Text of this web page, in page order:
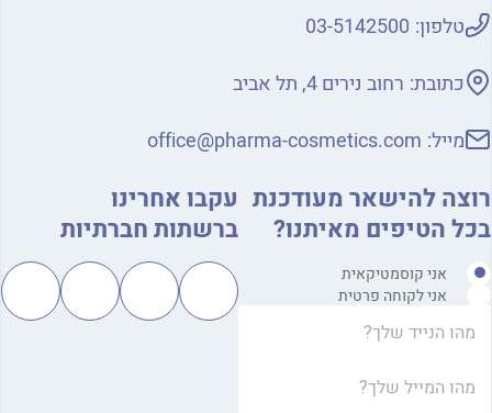
טלפון: 03-5142500
כתובת: רחוב נירים 4, תל אביב
מייל:office@pharma-cosmetics.com
להישאר מעודכנת
הטיפים מאיתנו?
אני קוסמטיקאית
אני לקוחה פרטית
עקבו אחרינו
ברשתות חברתיות